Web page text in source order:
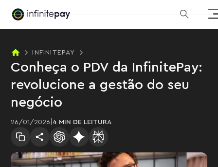
INFINITEPAY
Conheça o PDV da InfinitePay:
revolucione a gestão do seu
negócio
26 /01 /2026 4 MIN DE LEITURA